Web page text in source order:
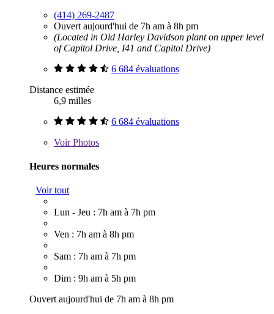
(414) 269-2487
Ouvert aujourd'hui de 7h am à 8h pm
(Located in Old Harley Davidson plant on upper level
of Capitol Drive, I41 and Capitol Drive)
6 684 évaluations
Distance estimée
6,9 milles
6 684 évaluations
VoirPhotos
Heures normales
Voir tout
Lun - Jeu : 7h am à 7h pm
Ven : 7h am à 8h pm
Sam : 7h am à 7h pm
Dim : 9h am à 5h pm
Ouvert aujourd'hui de 7h am à 8h pm